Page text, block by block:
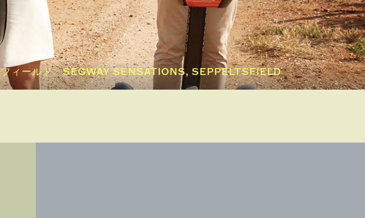
フィールド SEGWAY SENSATIONS, SEPPELTSFIELD